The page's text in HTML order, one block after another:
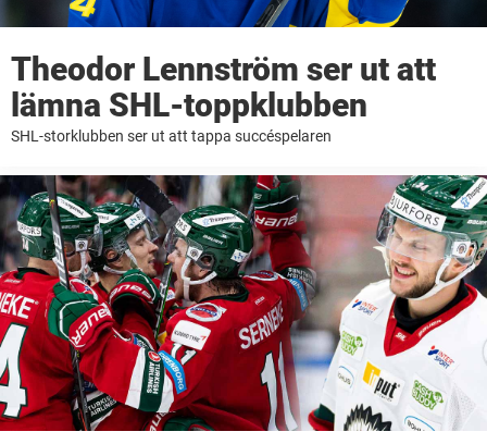
Theodor Lennström ser ut att
lämna SHL-toppklubben
SHL-storklubben ser ut att tappa succéspelaren